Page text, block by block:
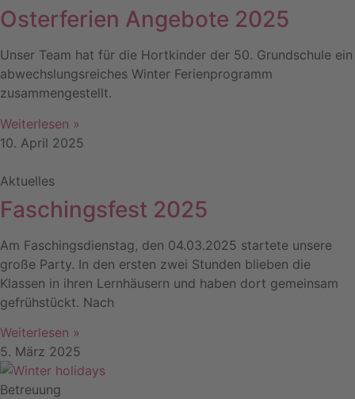
Osterferien Angebote 2025
Unser Team hat für die Hortkinder der 50. Grundschule ein
abwechslungsreiches Winter Ferienprogramm
zusammengestellt.
Weiterlesen »
10. April 2025
Aktuelles
Faschingsfest 2025
Am Faschingsdienstag, den 04.03.2025 startete unsere
große Party. In den ersten zwei Stunden blieben die
Klassen in ihren Lernhäusern und haben dort gemeinsam
gefrühstückt. Nach
Weiterlesen »
5. März 2025
Betreuung